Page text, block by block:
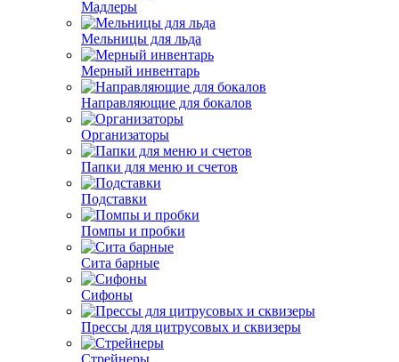
Мадлеры
Мельницы для льда
Мерный инвентарь
Направляющие для бокалов
Организаторы
Папки для меню и счетов
Подставки
Помпы и пробки
Сита барные
Сифоны
Прессы для цитрусовых и сквизеры
Стрейнеры